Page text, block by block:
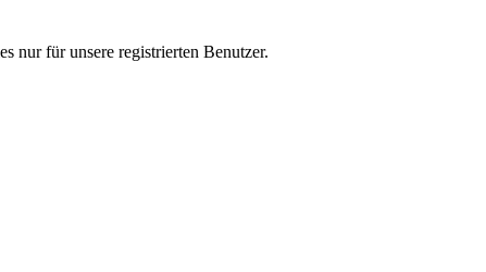
nur für unsere registrierten Benutzer.